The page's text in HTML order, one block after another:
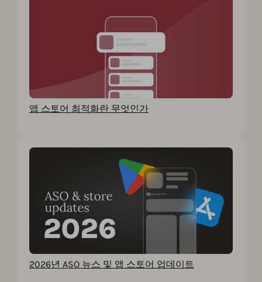
앱 스토어 최적화란 무엇인가
2026년 ASO 뉴스 및 앱 스토어 업데이트